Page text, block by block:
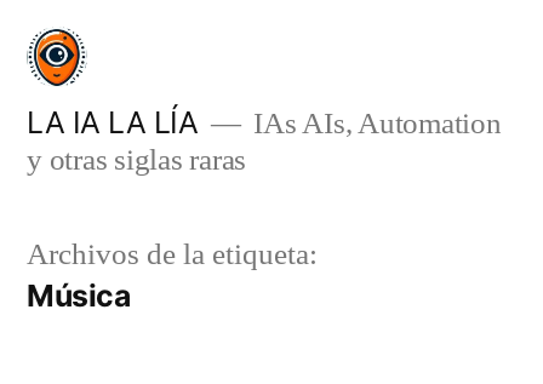
Saltar
contenido
LA IA LA LÍA
IAs AIs, Automation
y otras siglas raras
Archivos de la etiqueta:
Música